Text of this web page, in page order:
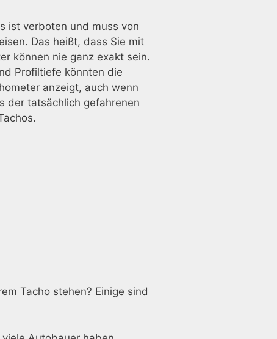
ist verboten und muss von
Das heißt, dass Sie mit
können nie ganz exakt sein.
Profiltiefe könnten die
anzeigt, auch wenn
der tatsächlich gefahrenen
Tacho stehen? Einige sind